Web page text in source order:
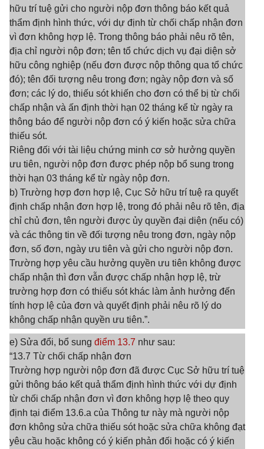
hữu trí tuệ gửi cho người nộp đơn thông báo kết quả
thẩm định hình thức, với dự định từ chối chấp nhận đơn
vì đơn không hợp lệ. Trong thông báo phải nêu rõ tên,
địa chỉ người nộp đơn; tên tổ chức dịch vụ đại diện sở
hữu công nghiệp (nếu đơn được nộp thông qua tổ chức
đó); tên đối tượng nêu trong đơn; ngày nộp đơn và số
đơn; các lý do, thiếu sót khiến cho đơn có thể bị từ chối
chấp nhận và ấn định thời hạn 02 tháng kể từ ngày ra
thông báo để người nộp đơn có ý kiến hoặc sửa chữa
thiếu sót.
Riêng đối với tài liệu chứng minh cơ sở hưởng quyền
ưu tiên, người nộp đơn được phép nộp bổ sung trong
thời hạn 03 tháng kể từ ngày nộp đơn.
b) Trường hợp đơn hợp lệ, Cục Sở hữu trí tuệ ra quyết
định chấp nhận đơn hợp lệ, trong đó phải nêu rõ tên, địa
chỉ chủ đơn, tên người được ủy quyền đại diện (nếu có)
và các thông tin về đối tượng nêu trong đơn, ngày nộp
đơn, số đơn, ngày ưu tiên và gửi cho người nộp đơn.
Trường hợp yêu cầu hưởng quyền ưu tiên không được
chấp nhận thì đơn vẫn được chấp nhận hợp lệ, trừ
trường hợp đơn có thiếu sót khác làm ảnh hưởng đến
tính hợp lệ của đơn và quyết định phải nêu rõ lý do
không chấp nhận quyền ưu tiên.”.
e) Sửa đổi, bổ sung điểm 13.7 như sau:
“13.7 Từ chối chấp nhận đơn
Trường hợp người nộp đơn đã được Cục Sở hữu trí tuệ
gửi thông báo kết quả thẩm định hình thức với dự định
từ chối chấp nhận đơn vì đơn không hợp lệ theo quy
định tại điểm 13.6.a của Thông tư này mà người nộp
đơn không sửa chữa thiếu sót hoặc sửa chữa không đạt
yêu cầu hoặc không có ý kiến phản đối hoặc có ý kiến